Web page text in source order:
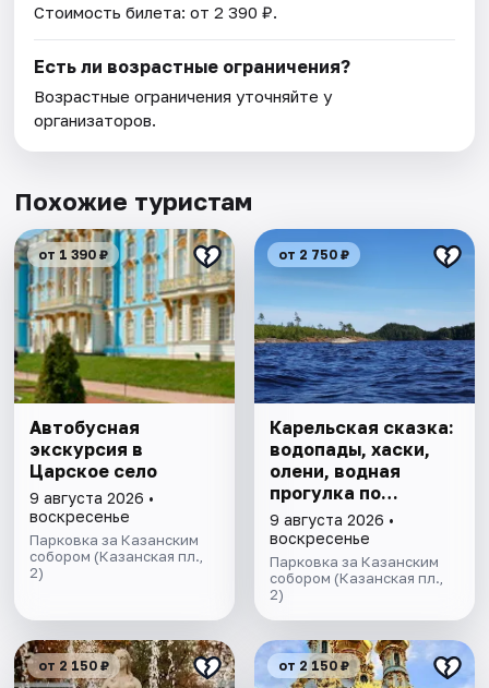
Стоимость билета: от 2 390 ₽.
Есть ли возрастные ограничения?
Возрастные ограничения уточняйте у
организаторов.
Похожие туристам
от 1 390 ₽
Автобусная
экскурсия в
Царское село
9 августа 2026 •
воскресенье
Парковка за Казанским
собором (Казанская пл.,
2)
от 2 750 ₽
Карельская сказка:
водопады, хаски,
олени, водная
прогулка по
Ладожским шхерам
на катере,
знакомство с
лютеранской
кирхой.
9 августа 2026 •
воскресенье
Парковка за Казанским
собором (Казанская пл.,
2)
от 2 150 ₽ от 2 150 ₽